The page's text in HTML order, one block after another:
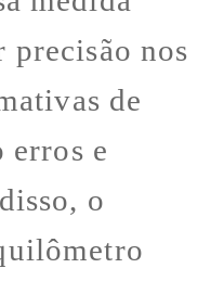
precisão nos
de
erros e
o